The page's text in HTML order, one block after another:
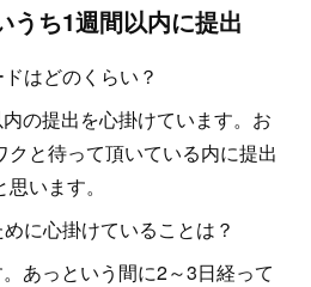
うち1週間以内に提出
はどのくらい？
の提出を心掛けています。お
と待って頂いている内に提出
います。
に心掛けていることは？
あっという間に2～3日経って